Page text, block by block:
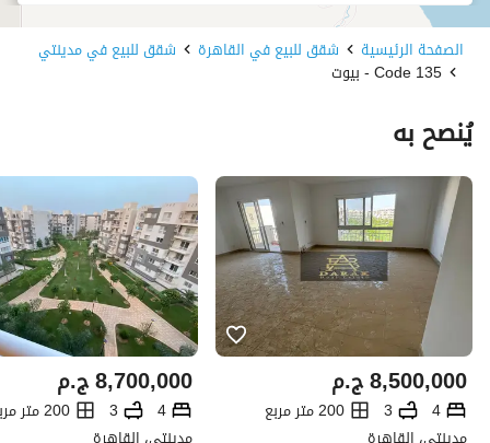
الصفحة الرئيسية شقق للبيع في القاهرة شقق للبيع في مدينتي
Code 135 - بيوت
يُنصح به
ج.م8,500,000
4
3
200 متر مربع
ج.م8,700,000
4
3
200 متر مربع